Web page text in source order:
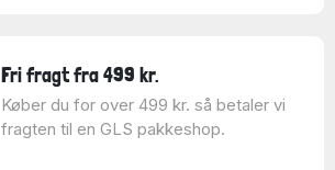
Fri fragt fra 499 kr.
Køber du for over 499 kr. så betaler vi
fragten til en GLS pakkeshop.